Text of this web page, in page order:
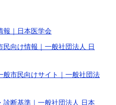
報｜日本医学会
向け情報｜一般社団法人 日
般市民向けサイト｜一般社団法
診断基準｜一般社団法人 日本